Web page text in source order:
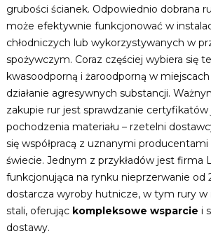
grubości ścianek. Odpowiednio dobrana
może efektywnie funkcjonować w
chłodniczych lub wykorzystywanych w
spożywczym. Coraz częściej wybiera się
kwasoodporną i żaroodporną w
działanie agresywnych substancji.
zakupie rur jest sprawdzanie certyfikatów
pochodzenia materiału – rzetelni
się współpracą z uznanymi producentami
świecie. Jednym z przykładów jest firma
funkcjonująca na rynku nieprzerwanie od
dostarcza wyroby hutnicze, w tym rury
stali, oferując kompleksowe wsparcie i
dostawy.